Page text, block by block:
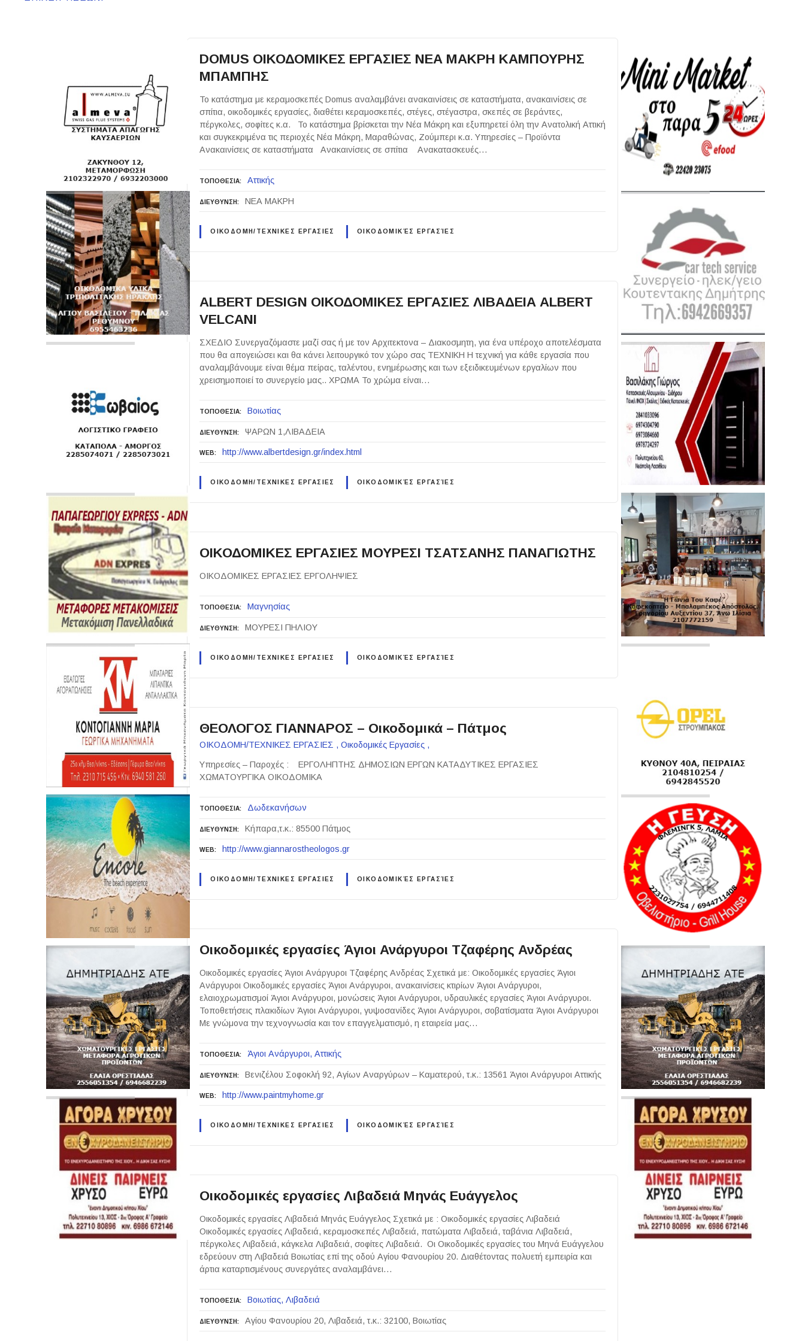
DOMUS ΟΙΚΟΔΟΜΙΚΕΣ ΕΡΓΑΣΙΕΣ ΝΕΑ ΜΑΚΡΗ ΚΑΜΠΟΥΡΗΣ
ΜΠΑΜΠΗΣ
Το κατάστημα με κεραμοσκεπές Domus αναλαμβάνει ανακαινίσεις σε καταστήματα, ανακαινίσεις σε
σπίτια, οικοδομικές εργασίες, διαθέτει κεραμοσκεπές, στέγες, στέγαστρα, σκεπές σε βεράντες,
πέργκολες, σοφίτες κ.α. Το κατάστημα βρίσκεται την Νέα Μάκρη και εξυπηρετεί όλη την Ανατολική Αττική
και συγκεκριμένα τις περιοχές Νέα Μάκρη, Μαραθώνας, Ζούμπερι κ.α. Υπηρεσίες – Προϊόντα
Ανακαινίσεις σε καταστήματα Ανακαινίσεις σε σπίτια Ανακατασκευές…
ΤΟΠΟΘΕΣΙΑ Αττικής
ΔΙΕΥΘΥΝΣΗ ΝΕΑ ΜΑΚΡΗ
ΟΙΚΟΔΟΜΗ/ΤΕΧΝΙΚΕΣ ΕΡΓΑΣΙΕΣ ΟΙΚΟΔΟΜΙΚΈΣ ΕΡΓΑΣΊΕΣ
ALBERT DESIGN ΟΙΚΟΔΟΜΙΚΕΣ ΕΡΓΑΣΙΕΣ ΛΙΒΑΔΕΙΑ ALBERT
VELCANI
ΣΧΕΔΙΟ Συνεργαζόμαστε μαζί σας ή με τον Αρχιτεκτονα – Διακοσμητη, για ένα υπέροχο αποτελέσματα
που θα απογειώσει και θα κάνει λειτουργικό τον χώρο σας ΤΕΧΝΙΚΗ Η τεχνική για κάθε εργασία που
αναλαμβάνουμε είναι θέμα πείρας, ταλέντου, ενημέρωσης και των εξειδικευμένων εργαλίων που
χρεισημοποιεί το συνεργείο μας.. ΧΡΩΜΑ Το χρώμα είναι…
ΤΟΠΟΘΕΣΙΑ Βοιωτίας
ΔΙΕΥΘΥΝΣΗ ΨΑΡΩΝ 1,ΛΙΒΑΔΕΙΑ
WEB http://www.albertdesign.gr/index.html
ΟΙΚΟΔΟΜΗ/ΤΕΧΝΙΚΕΣ ΕΡΓΑΣΙΕΣ ΟΙΚΟΔΟΜΙΚΈΣ ΕΡΓΑΣΊΕΣ
ΟΙΚΟΔΟΜΙΚΕΣ ΕΡΓΑΣΙΕΣ ΜΟΥΡΕΣΙ ΤΣΑΤΣΑΝΗΣ ΠΑΝΑΓΙΩΤΗΣ
ΟΙΚΟΔΟΜΙΚΕΣ ΕΡΓΑΣΙΕΣ ΕΡΓΟΛΗΨΙΕΣ
ΤΟΠΟΘΕΣΙΑ Μαγνησίας
ΔΙΕΥΘΥΝΣΗ ΜΟΥΡΕΣΙ ΠΗΛΙΟΥ
ΟΙΚΟΔΟΜΗ/ΤΕΧΝΙΚΕΣ ΕΡΓΑΣΙΕΣ ΟΙΚΟΔΟΜΙΚΈΣ ΕΡΓΑΣΊΕΣ
ΘΕΟΛΟΓΟΣ ΓΙΑΝΝΑΡΟΣ – Οικοδομικά – Πάτμος
ΟΙΚΟΔΟΜΗ/ΤΕΧΝΙΚΕΣ ΕΡΓΑΣΙΕΣ , Οικοδομικές Εργασίες ,
Υπηρεσίες – Παροχές : ΕΡΓΟΛΗΠΤΗΣ ΔΗΜΟΣΙΩΝ ΕΡΓΩΝ ΚΑΤΑΔΥΤΙΚΕΣ ΕΡΓΑΣΙΕΣ
ΧΩΜΑΤΟΥΡΓΙΚΑ ΟΙΚΟΔΟΜΙΚΑ
ΤΟΠΟΘΕΣΙΑ Δωδεκανήσων
ΔΙΕΥΘΥΝΣΗ Κήπαρα,τ.κ.: 85500 Πάτμος
WEB http://www.giannarostheologos.gr
ΟΙΚΟΔΟΜΗ/ΤΕΧΝΙΚΕΣ ΕΡΓΑΣΙΕΣ ΟΙΚΟΔΟΜΙΚΈΣ ΕΡΓΑΣΊΕΣ
Οικοδομικές εργασίες Άγιοι Ανάργυροι Τζαφέρης Ανδρέας
Οικοδομικές εργασίες Άγιοι Ανάργυροι Τζαφέρης Ανδρέας Σχετικά με: Οικοδομικές εργασίες Άγιοι
Ανάργυροι Οικοδομικές εργασίες Άγιοι Ανάργυροι, ανακαινίσεις κτιρίων Άγιοι Ανάργυροι,
ελαιοχρωματισμοί Άγιοι Ανάργυροι, μονώσεις Άγιοι Ανάργυροι, υδραυλικές εργασίες Άγιοι Ανάργυροι.
Τοποθετήσεις πλακιδίων Άγιοι Ανάργυροι, γυψοσανίδες Άγιοι Ανάργυροι, σοβατίσματα Άγιοι Ανάργυροι
Με γνώμονα την τεχνογνωσία και τον επαγγελματισμό, η εταιρεία μας…
ΤΟΠΟΘΕΣΙΑ Άγιοι Ανάργυροι Αττικής
ΔΙΕΥΘΥΝΣΗ Βενιζέλου Σοφοκλή 92, Αγίων Αναργύρων – Καματερού, τ.κ.: 13561 Άγιοι Ανάργυροι Αττικής
WEB http://www.paintmyhome.gr
ΟΙΚΟΔΟΜΗ/ΤΕΧΝΙΚΕΣ ΕΡΓΑΣΙΕΣ ΟΙΚΟΔΟΜΙΚΈΣ ΕΡΓΑΣΊΕΣ
Οικοδομικές εργασίες Λιβαδειά Μηνάς Ευάγγελος
Οικοδομικές εργασίες Λιβαδειά Μηνάς Ευάγγελος Σχετικά με : Οικοδομικές εργασίες Λιβαδειά
Οικοδομικές εργασίες Λιβαδειά, κεραμοσκεπές Λιβαδειά, πατώματα Λιβαδειά, ταβάνια Λιβαδειά,
πέργκολες Λιβαδειά, κάγκελα Λιβαδειά, σοφίτες Λιβαδειά. Οι Οικοδομικές εργασίες του Μηνά Ευάγγελου
εδρεύουν στη Λιβαδειά Βοιωτίας επί της οδού Αγίου Φανουρίου 20. Διαθέτοντας πολυετή εμπειρία και
άρτια καταρτισμένους συνεργάτες αναλαμβάνει…
ΤΟΠΟΘΕΣΙΑ Βοιωτίας Λιβαδειά
ΔΙΕΥΘΥΝΣΗ Αγίου Φανουρίου 20, Λιβαδειά, τ.κ.: 32100, Βοιωτίας